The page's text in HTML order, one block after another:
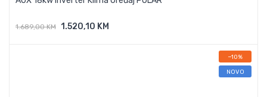
1.689,00 KM 1.520,10 KM
Dodaj U Košaricu
−10%
NOVO